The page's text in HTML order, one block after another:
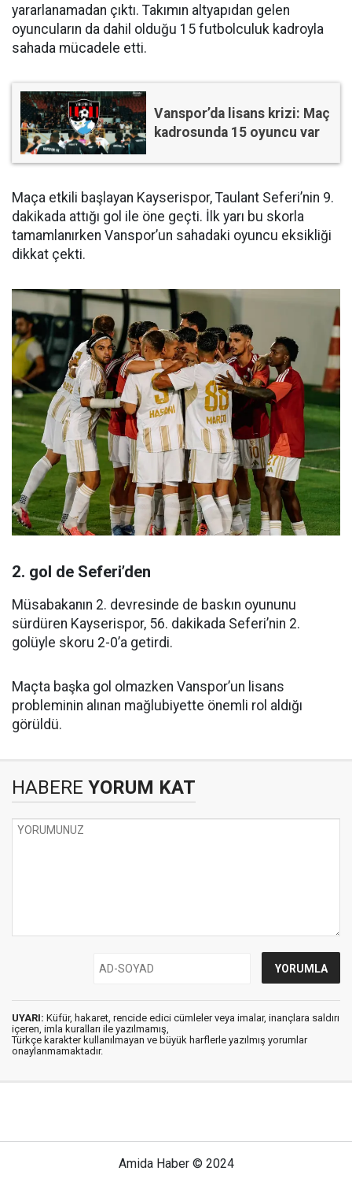
yararlanamadan çıktı. Takımın altyapıdan gelen
oyuncuların da dahil olduğu 15 futbolculuk kadroyla
sahada mücadele etti.
Vanspor’da lisans krizi: Maç
kadrosunda 15 oyuncu var
Maça etkili başlayan Kayserispor, Taulant Seferi’nin 9.
dakikada attığı gol ile öne geçti. İlk yarı bu skorla
tamamlanırken Vanspor’un sahadaki oyuncu eksikliği
dikkat çekti.
2. gol de Seferi’den
Müsabakanın 2. devresinde de baskın oyununu
sürdüren Kayserispor, 56. dakikada Seferi’nin 2.
golüyle skoru 2-0’a getirdi.
Maçta başka gol olmazken Vanspor’un lisans
probleminin alınan mağlubiyette önemli rol aldığı
görüldü.
HABERE YORUM KAT
UYARI: Küfür, hakaret, rencide edici cümleler veya imalar, inançlara saldırı
içeren, imla kuralları ile yazılmamış,
Türkçe karakter kullanılmayan ve büyük harflerle yazılmış yorumlar
onaylanmamaktadır.
Amida Haber © 2024